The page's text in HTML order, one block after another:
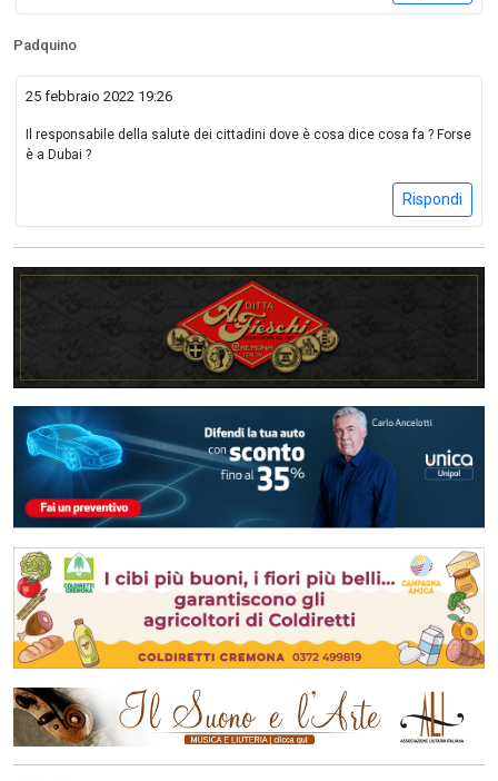
Padquino
25 febbraio 2022 19:26
Il responsabile della salute dei cittadini dove è cosa dice cosa fa ? Forse
è a Dubai ?
Rispondi